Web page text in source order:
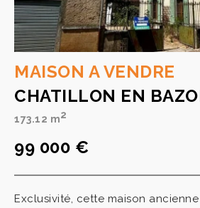
MAISON A VENDRE
CHATILLON EN
173.12 m2
99 000 €
Exclusivité, cette maison ancienne